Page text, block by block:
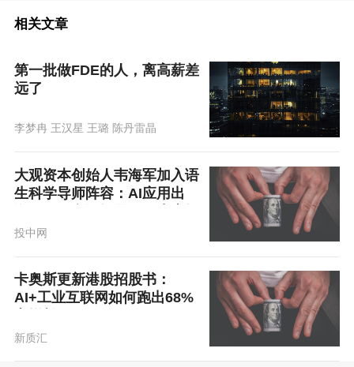
相关文章
第一批做FDE的人，离高薪差
远了
李梦冉 王汉星 王璐 陈丹雷晶
大观资本创始人韦海军加入语
生科学导师阵容：AI应用出
题
投中网
卡奥斯更新港股招股书：
AI+工业互联网如何跑出68%
新质汇